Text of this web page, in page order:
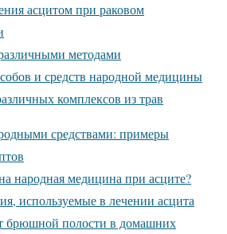
асцитом при раковом
методами
и средств народной медицины
комплексов из трав
средствами: примеры
народная медицина при асците?
используемые в лечении асцита
брюшной полости в домашних